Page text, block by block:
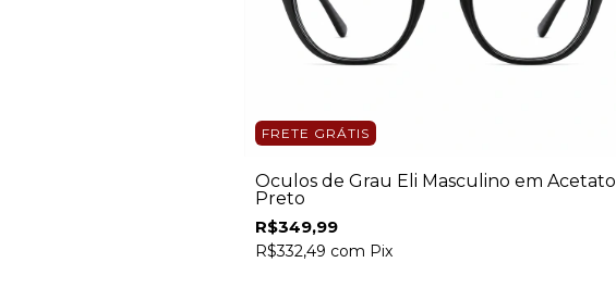
FRETE GRÁTIS
Óculos de Grau Eli Masculino em Acetato
Preto
R$349,99
R$332,49 com Pix